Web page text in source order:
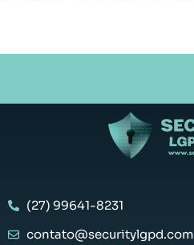
(27) 99641-8231
contato@securitylgpd.com